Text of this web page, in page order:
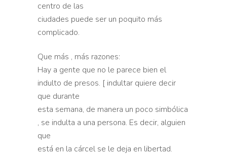
centro de las
ciudades puede ser un poquito más
complicado.
Que más , más razones:
Hay a gente que no le parece bien el
indulto de presos. [ indultar quiere decir
que durante
esta semana, de manera un poco simbólica
, se indulta a una persona. Es decir, alguien
que
está en la cárcel se le deja en libertad.